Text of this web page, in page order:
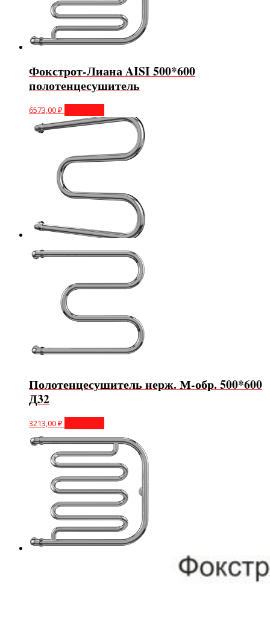
Фокстрот-Лиана AISI 500*600
полотенцесушитель
6573,00₽
Полотенцесушитель нерж. М-обр. 500*600
Д32
3213,00₽